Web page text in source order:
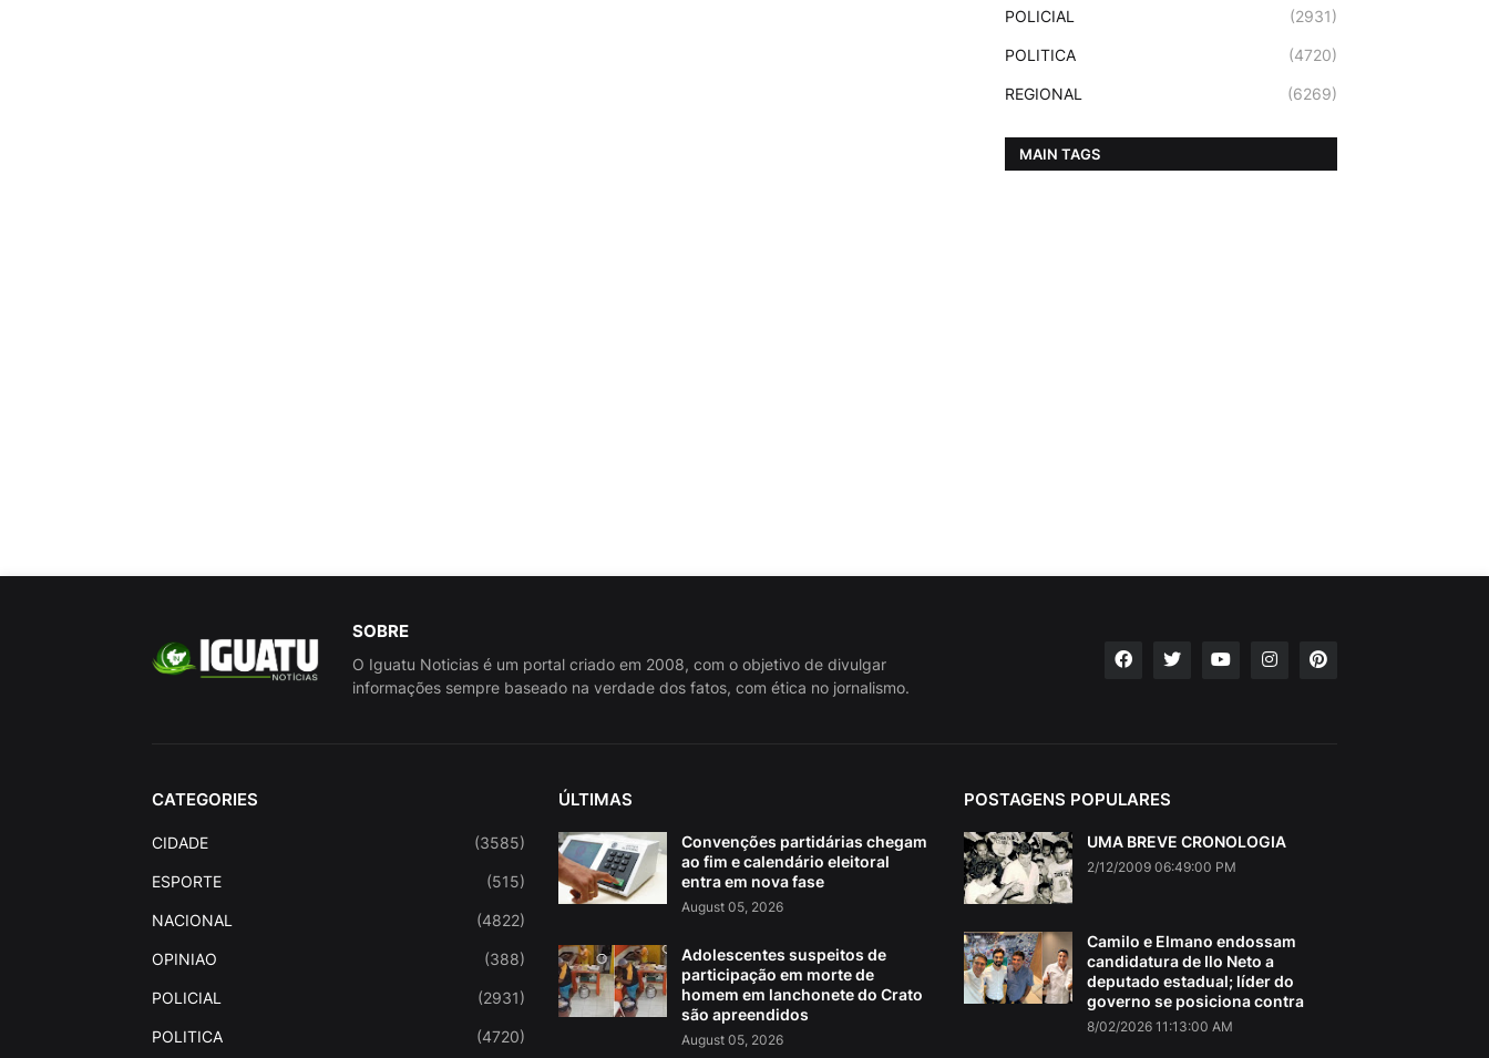
POLICIAL (2931)
POLITICA (4720)
REGIONAL (6269)
MAIN TAGS
SOBRE
O Iguatu Noticias é um portal criado em 2008, com o objetivo de divulgar
informações sempre baseado na verdade dos fatos, com ética no jornalismo.
CATEGORIES
CIDADE (3585)
ESPORTE (515)
NACIONAL (4822)
OPINIAO (388)
POLICIAL (2931)
POLITICA (4720)
ÚLTIMAS
Convenções partidárias chegam
ao fim e calendário eleitoral
entra em nova fase
August 05, 2026
Adolescentes suspeitos de
participação em morte de
homem em lanchonete do Crato
são apreendidos
August 05, 2026
POSTAGENS POPULARES
UMA BREVE CRONOLOGIA
2/12/2009 06:49:00 PM
Camilo e Elmano endossam
candidatura de Ilo Neto a
deputado estadual; líder do
governo se posiciona contra
8/02/2026 11:13:00 AM